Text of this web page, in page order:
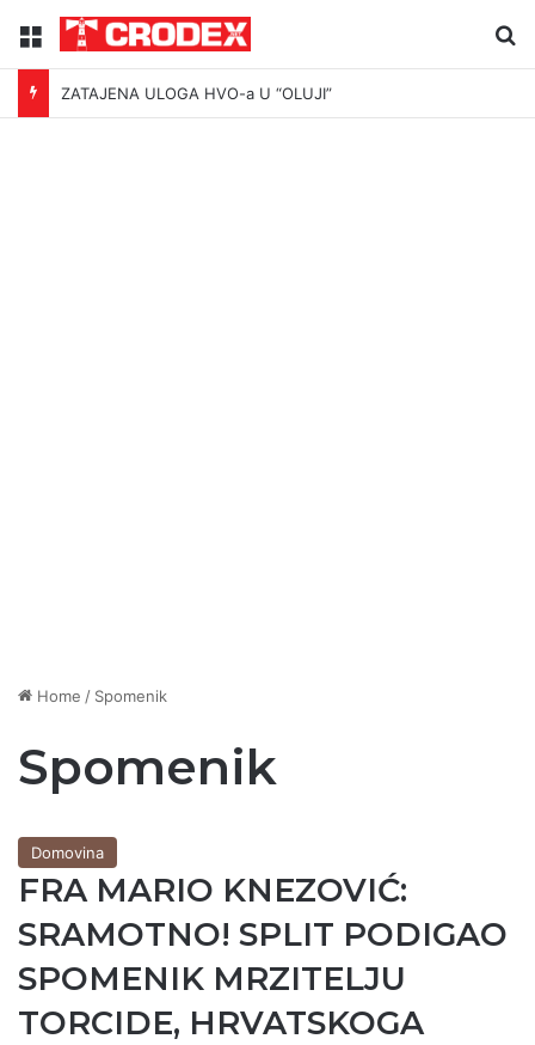
Menu
ZATAJENA ULOGA HVO-a U “OLUJI”
Home / Spomenik
Spomenik
Domovina
FRA MARIO KNEZOVIĆ:
SRAMOTNO! SPLIT PODIGAO
SPOMENIK MRZITELJU
TORCIDE, HRVATSKOGA